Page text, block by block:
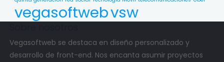
vegasoftwebvsw
Vegasoftweb se destaca en diseño personalizado y
desarrollo de front-end. Nos encanta asumir proyectos